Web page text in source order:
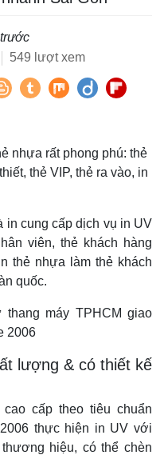
549 lượt xem
nhựa rất phong phú: thẻ
thẻ VIP, thẻ ra vào, in
in cung cấp dịch vụ in UV
viên, thẻ khách hàng
thẻ nhựa làm thẻ khách
quốc.
thang máy TPHCM giao
2006
lượng & có thiết kế
cấp theo tiêu chuẩn
thực hiện in UV với
hiệu, có thể chèn